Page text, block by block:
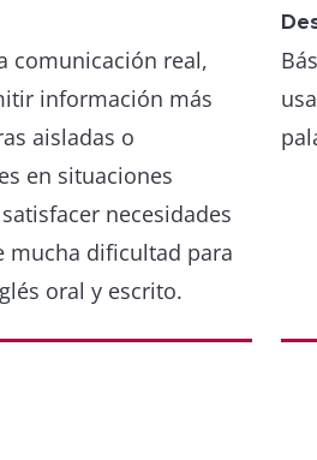
comunicación real,
información más
aisladas o
en situaciones
necesidades
mucha dificultad para
oral y escrito.